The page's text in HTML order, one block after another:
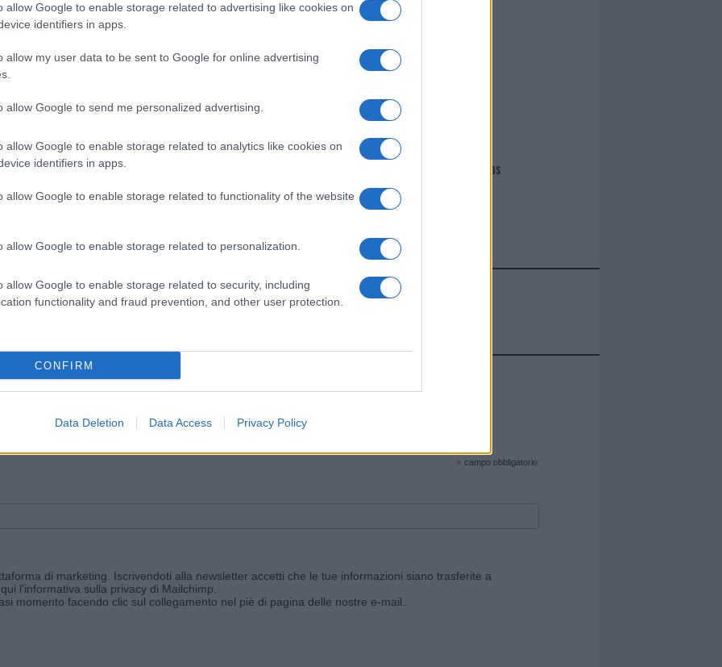
allow Google to enable storage related to advertising like cookies on
identifiers in apps.
allow my user data to be sent to Google for online advertising
allow Google to send me personalized advertising.
allow Google to enable storage related to analytics like cookies on
identifiers in apps.
allow Google to enable storage related to functionality of the website
allow Google to enable storage related to personalization.
allow Google to enable storage related to security, including
functionality and fraud prevention, and other user protection.
CONFIRM
Data Deletion Data Access Privacy Policy
Prossimo articolo
I nostri cari
Giovannimaria Cabras
Invia un Comunicato Stampa|Pubblicità|Segnala
e ricevi le nostre email periodiche contenenti le ultime notizie pubblicate sul sito web!
* campo obbligatorio
di marketing. Iscrivendoti alla newsletter accetti che le tue informazioni siano trasferite a
l'informativa sulla privacy di Mailchimp
momento facendo clic sul collegamento nel piè di pagina delle nostre e-mail.